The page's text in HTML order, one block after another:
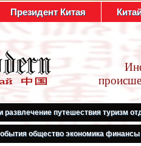
Президент Китая
развлечение путешествия туризм
общество экономика финансы